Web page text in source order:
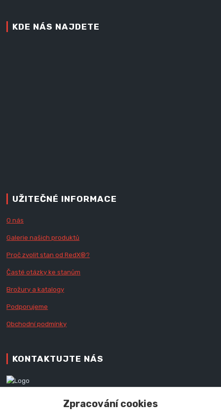
KDE NÁS NAJDETE
UŽITEČNÉ INFORMACE
O nás
Galerie našich produktů
Proč zvolit stan od RedX®?
Časté otázky ke stanům
Brožury a katalogy
Podporujeme
Obchodní podmínky
KONTAKTUJTE NÁS
+420 777 979 111Zpracování cookies